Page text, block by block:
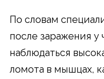
По словам
после заражения у
наблюдаться
ломота в мышцах,